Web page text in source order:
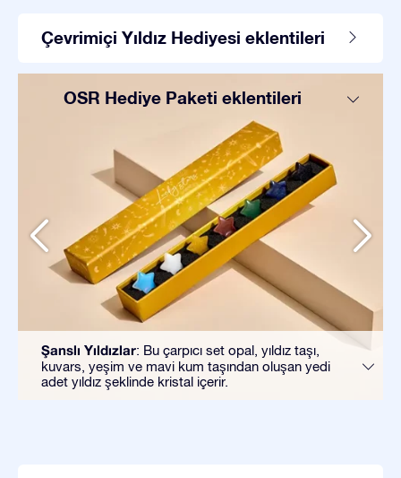
Çevrimiçi Yıldız Hediyesi eklentileri
OSR Hediye Paketi eklentileri
Şanslı Yıldızlar: Bu çarpıcı set opal, yıldız taşı,
kuvars, yeşim ve mavi kum taşından oluşan yedi
adet yıldız şeklinde kristal içerir.